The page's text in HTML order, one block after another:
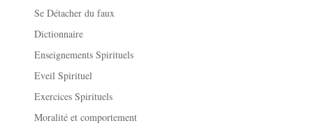
Se Détacher du faux
Dictionnaire
Enseignements Spirituels
Eveil Spirituel
Exercices Spirituels
Moralité et comportement